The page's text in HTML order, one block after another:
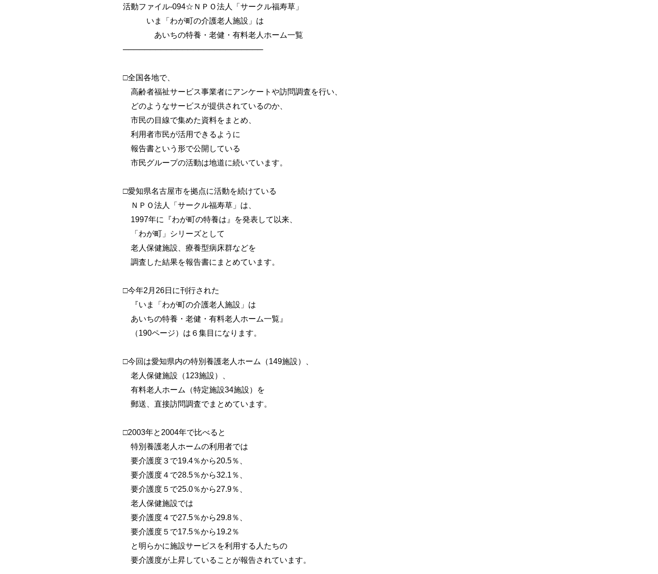
活動ファイル-094☆ＮＰＯ法人「サークル福寿草」
いま「わが町の介護老人施設」は
あいちの特養・老健・有料老人ホーム一覧
──────────────────────────
□全国各地で、
高齢者福祉サービス事業者にアンケートや訪問調査を行い、
どのようなサービスが提供されているのか、
市民の目線で集めた資料をまとめ、
利用者市民が活用できるように
報告書という形で公開している
市民グループの活動は地道に続いています。
□愛知県名古屋市を拠点に活動を続けている
ＮＰＯ法人「サークル福寿草」は、
1997年に『わが町の特養は』を発表して以来、
「わが町」シリーズとして
老人保健施設、療養型病床群などを
調査した結果を報告書にまとめています。
□今年2月26日に刊行された
『いま「わが町の介護老人施設」は
あいちの特養・老健・有料老人ホーム一覧』
（190ページ）は６集目になります。
□今回は愛知県内の特別養護老人ホーム（149施設）、
老人保健施設（123施設）、
有料老人ホーム（特定施設34施設）を
郵送、直接訪問調査でまとめています。
□2003年と2004年で比べると
特別養護老人ホームの利用者では
要介護度３で19.4％から20.5％、
要介護度４で28.5％から32.1％、
要介護度５で25.0％から27.9％、
老人保健施設では
要介護度４で27.5％から29.8％、
要介護度５で17.5％から19.2％
と明らかに施設サービスを利用する人たちの
要介護度が上昇していることが報告されています。